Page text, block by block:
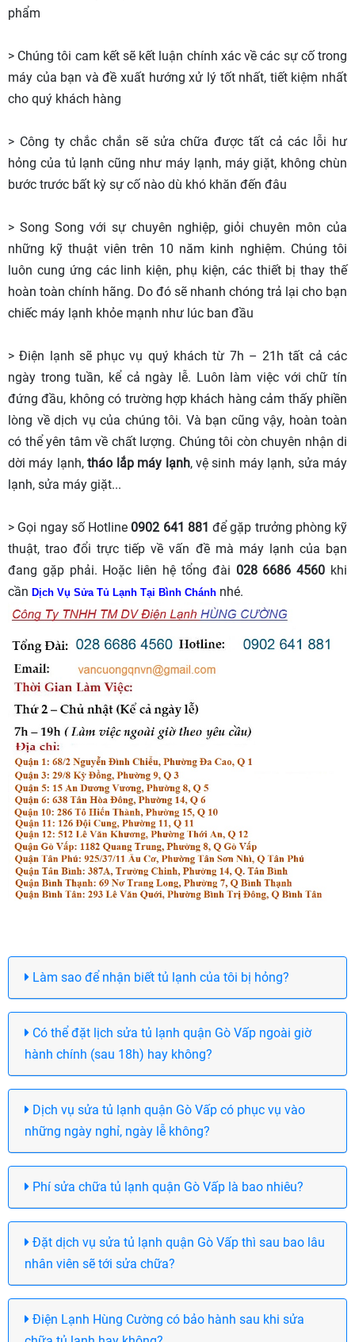
phẩm
> Chúng tôi cam kết sẽ kết luận chính xác về các sự cố trong
máy của bạn và đề xuất hướng xử lý tốt nhất, tiết kiệm nhất
cho quý khách hàng
> Công ty chắc chắn sẽ sửa chữa được tất cả các lỗi hư
hỏng của tủ lạnh cũng như máy lạnh, máy giặt, không chùn
bước trước bất kỳ sự cố nào dù khó khăn đến đâu
> Song Song với sự chuyên nghiệp, giỏi chuyên môn của
những kỹ thuật viên trên 10 năm kinh nghiệm. Chúng tôi
luôn cung ứng các linh kiện, phụ kiện, các thiết bị thay thế
hoàn toàn chính hãng. Do đó sẽ nhanh chóng trả lại cho bạn
chiếc máy lạnh khỏe mạnh như lúc ban đầu
> Điện lạnh sẽ phục vụ quý khách từ 7h – 21h tất cả các
ngày trong tuần, kể cả ngày lễ. Luôn làm việc với chữ tín
đứng đầu, không có trường hợp khách hàng cảm thấy phiền
lòng về dịch vụ của chúng tôi. Và bạn cũng vậy, hoàn toàn
có thể yên tâm về chất lượng. Chúng tôi còn chuyên nhận di
dời máy lạnh,tháo lắp máy lạnh, vệ sinh máy lạnh, sửa máy
lạnh, sửa máy giặt...
> Gọi ngay số Hotline 0902 641 881 để gặp trưởng phòng kỹ
thuật, trao đổi trực tiếp về vấn đề mà máy lạnh của bạn
đang gặp phải. Hoặc liên hệ tổng đài 028 6686 4560 khi
cần Dịch Vụ Sửa Tủ Lạnh Tại Bình Chánh nhé.
Làm sao để nhận biết tủ lạnh của tôi bị hỏng?
Có thể đặt lịch sửa tủ lạnh quận Gò Vấp ngoài giờ
hành chính (sau 18h) hay không?
Dịch vụ sửa tủ lạnh quận Gò Vấp có phục vụ vào
những ngày nghỉ, ngày lễ không?
Phí sửa chữa tủ lạnh quận Gò Vấp là bao nhiêu?
Đặt dịch vụ sửa tủ lạnh quận Gò Vấp thì sau bao lâu
nhân viên sẽ tới sửa chữa?
Điện Lạnh Hùng Cường có bảo hành sau khi sửa